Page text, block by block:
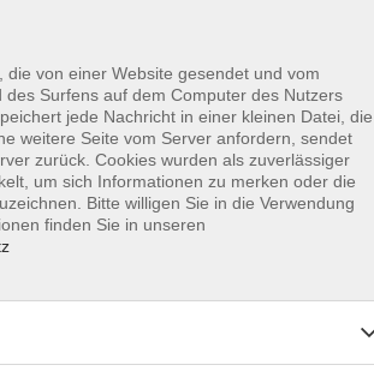
von einer Website gesendet und vom
Surfens auf dem Computer des Nutzers
jede Nachricht in einer kleinen Datei, die
weitere Seite vom Server anfordern, sendet
zurück. Cookies wurden als zuverlässiger
um sich Informationen zu merken oder die
Bitte willigen Sie in die Verwendung
finden Sie in unseren